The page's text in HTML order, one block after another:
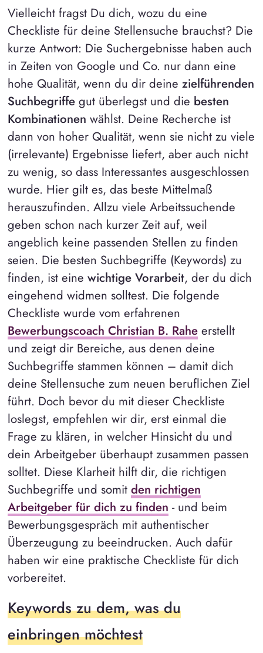
Vielleicht fragst Du dich, wozu du eine
Checkliste für deine Stellensuche brauchst? Die
kurze Antwort: Die Suchergebnisse haben auch
in Zeiten von Google und Co. nur dann eine
hohe Qualität, wenn du dir deine zielführenden
Suchbegriffegut überlegst und die besten
Kombinationen wählst. Deine Recherche ist
dann von hoher Qualität, wenn sie nicht zu viele
(irrelevante) Ergebnisse liefert, aber auch nicht
zu wenig, so dass Interessantes ausgeschlossen
wurde. Hier gilt es, das beste Mittelmaß
herauszufinden. Allzu viele Arbeitssuchende
geben schon nach kurzer Zeit auf, weil
angeblich keine passenden Stellen zu finden
seien. Die besten Suchbegriffe (Keywords) zu
finden, ist eine wichtige Vorarbeit, der du dich
eingehend widmen solltest. Die folgende
Checkliste wurde vom erfahrenen
Bewerbungscoach Christian B. Raheerstellt
und zeigt dir Bereiche, aus denen deine
Suchbegriffe stammen können – damit dich
deine Stellensuche zum neuen beruflichen Ziel
führt. Doch bevor du mit dieser Checkliste
loslegst, empfehlen wir dir, erst einmal die
Frage zu klären, in welcher Hinsicht du und
dein Arbeitgeber überhaupt zusammen passen
solltet. Diese Klarheit hilft dir, die richtigen
Suchbegriffe und somit den richtigen
Arbeitgeber für dich zu finden - und beim
Bewerbungsgespräch mit authentischer
Überzeugung zu beeindrucken. Auch dafür
haben wir eine praktische Checkliste für dich
vorbereitet.
Keywords zu dem, was du
einbringen möchtest